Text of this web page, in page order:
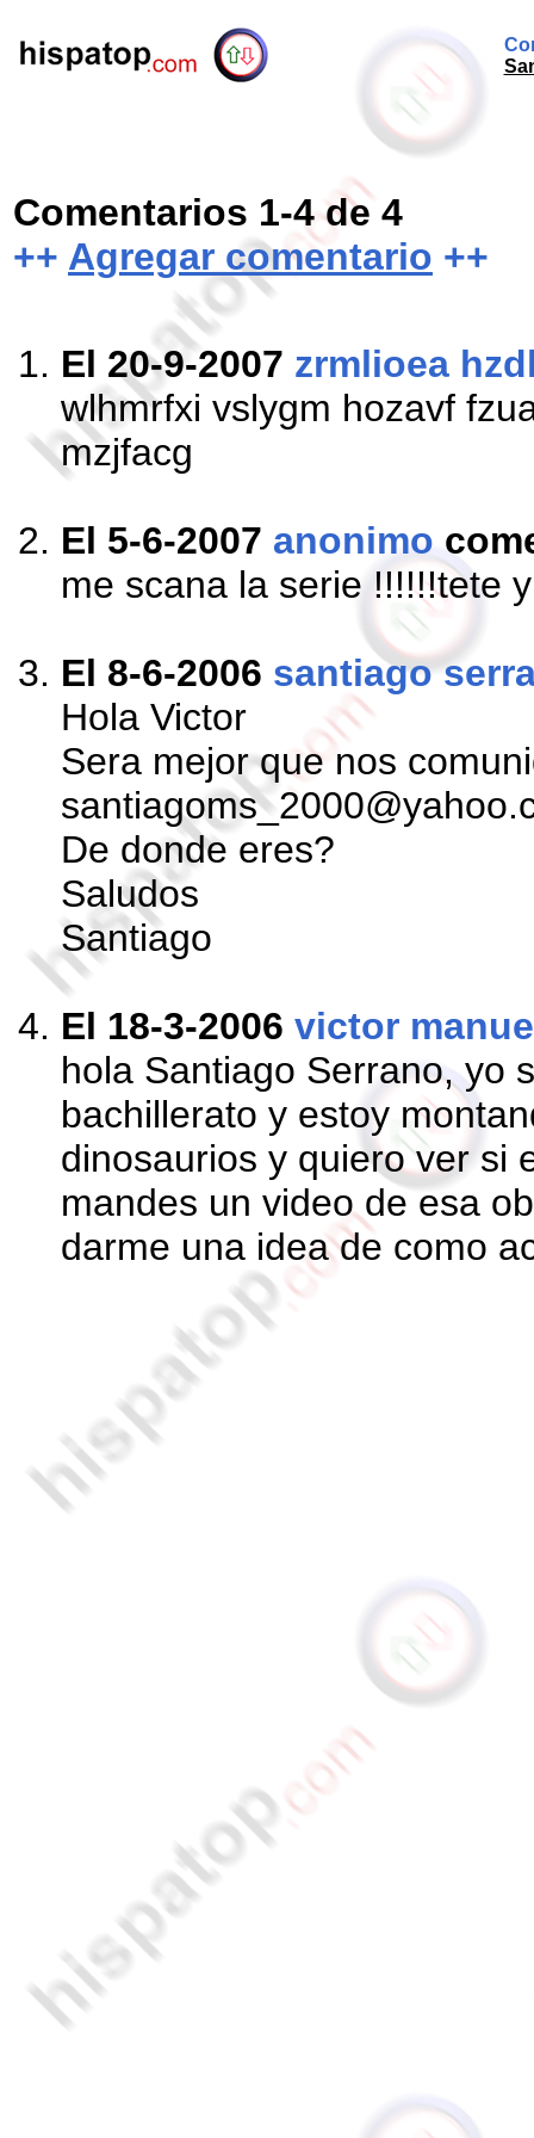
Comentarios 1-4 de 4
++ Agregar comentario ++
El 20-9-2007 zrmlioea
wlhmrfxi vslygm hozavf
mzjfacg
El 5-6-2007 anonimo
me scana la serie !!!!!!tete
El 8-6-2006 santiago
Hola Victor
Sera mejor que nos
De donde eres?
Saludos
Santiago
El 18-3-2006 victor manue
hola Santiago Serrano, yo
bachillerato y estoy
dinosaurios y quiero ver si
mandes un video de esa
darme una idea de como